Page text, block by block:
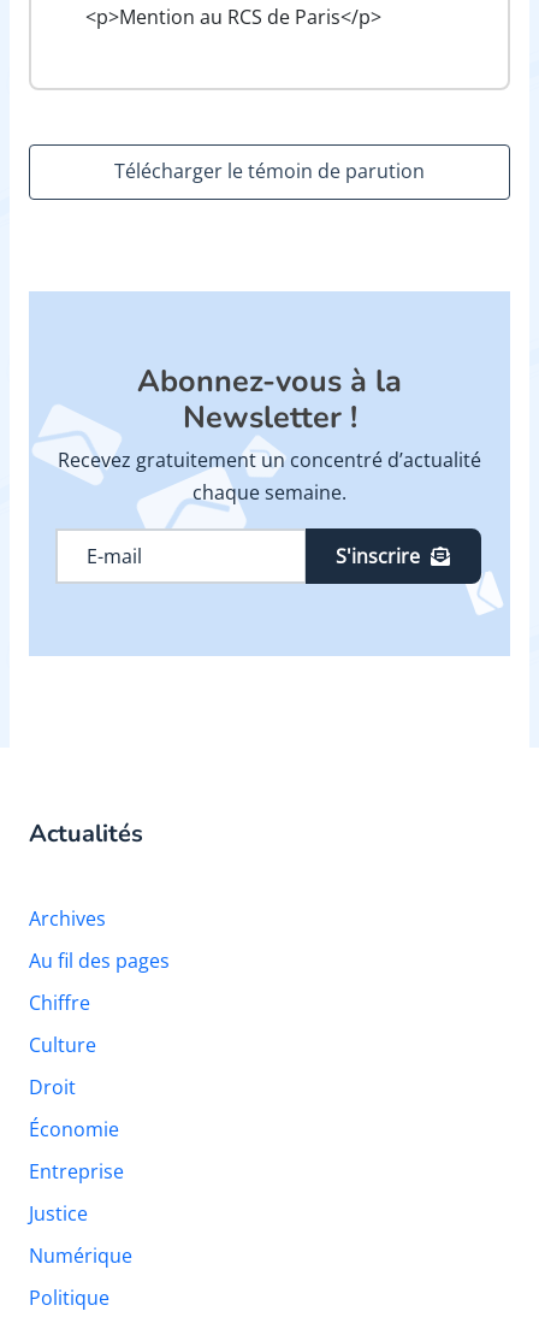
<p>Mention au RCS de Paris</p>
Télécharger le témoin de parution
Abonnez-vous à la
Newsletter !
Recevez gratuitement un concentré d’actualité
chaque semaine.
S'inscrire
Actualités
Archives
Au fil des pages
Chiffre
Culture
Droit
Économie
Entreprise
Justice
Numérique
Politique